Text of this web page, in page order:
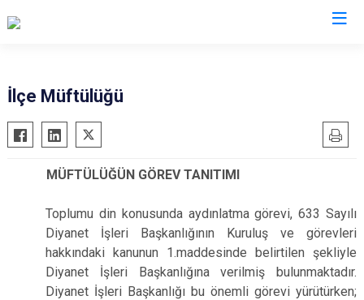
Elbeyli
Musabeyli
İlçe Müftülüğü
MÜFTÜLÜĞÜN GÖREV TANITIMI
Toplumu din konusunda aydınlatma görevi, 633 Sayılı
Diyanet İşleri Başkanlığının Kuruluş ve görevleri
hakkındaki kanunun 1.maddesinde belirtilen şekliyle
Diyanet İşleri Başkanlığına verilmiş bulunmaktadır.
Diyanet İşleri Başkanlığı bu önemli görevi yürütürken;